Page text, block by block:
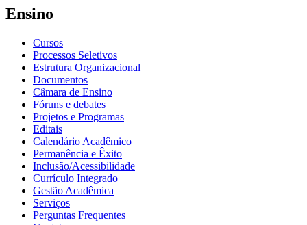
Ensino
Cursos
Processos Seletivos
Estrutura Organizacional
Documentos
Câmara de Ensino
Fóruns e debates
Projetos e Programas
Editais
Calendário Acadêmico
Permanência e Êxito
Inclusão/Acessibilidade
Currículo Integrado
Gestão Acadêmica
Serviços
Perguntas Frequentes